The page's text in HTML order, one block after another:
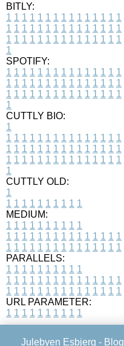
BITLY:
1 1 1 1 1 1 1 1 1 1 1 1 1 1 1
1 1 1 1 1 1 1 1 1 1 1 1 1 1 1
1 1 1 1 1 1 1 1 1 1 1 1 1 1 1
1
SPOTIFY:
1 1 1 1 1 1 1 1 1 1 1 1 1 1 1
1 1 1 1 1 1 1 1 1 1 1 1 1 1 1
1 1 1 1 1 1 1 1 1 1 1 1 1 1 1
1
CUTTLY BIO:
1
1 1 1 1 1 1 1 1 1 1 1 1 1 1 1
1 1 1 1 1 1 1 1 1 1 1 1 1 1 1
1 1 1 1 1 1 1 1 1 1 1 1 1 1 1
1
CUTTLY OLD:
1
1 1 1 1 1 1 1 1 1 1
MEDIUM:
1 1 1 1 1 1 1 1 1 1
1 1 1 1 1 1 1 1 1 1 1 1 1 1 1
1 1 1 1 1 1 1 1 1 1 1 1 1 1 1
PARALLELS:
1 1 1 1 1 1 1 1 1 1
1 1 1 1 1 1 1 1 1 1 1 1 1 1 1
1 1 1 1 1 1 1 1 1 1 1 1 1 1 1
URL PARAMETER:
1 1 1 1 1 1 1 1 1 1
Julebyen Esbjerg - Blog